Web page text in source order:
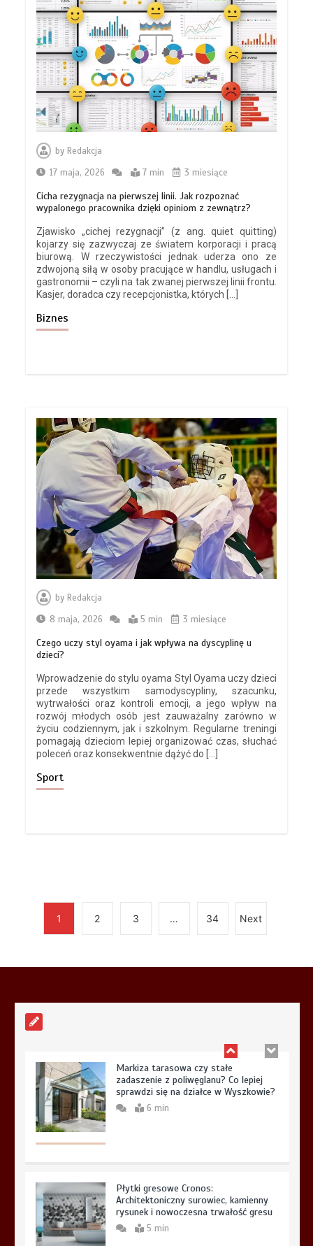
byRedakcja
17 maja, 2026
7 min 3 miesiące
Cicha rezygnacja na pierwszej linii. Jak rozpoznać
wypalonego pracownika dzięki opiniom z zewnątrz?
Zjawisko „cichej rezygnacji” (z ang. quiet quitting)
kojarzy się zazwyczaj ze światem korporacji i pracą
biurową. W rzeczywistości jednak uderza ono ze
zdwojoną siłą w osoby pracujące w handlu, usługach i
gastronomii – czyli na tak zwanej pierwszej linii frontu.
Kasjer, doradca czy recepcjonistka, których […]
Biznes
byRedakcja
8 maja, 2026
5 min 3 miesiące
Czego uczy styl oyama i jak wpływa na dyscyplinę u
dzieci?
Wprowadzenie do stylu oyama Styl Oyama uczy dzieci
przede wszystkim samodyscypliny, szacunku,
wytrwałości oraz kontroli emocji, a jego wpływ na
rozwój młodych osób jest zauważalny zarówno w
życiu codziennym, jak i szkolnym. Regularne treningi
pomagają dzieciom lepiej organizować czas, słuchać
poleceń oraz konsekwentnie dążyć do […]
Sport
1 2 3 … 34 Next
Płytki gresowe Cronos:
Architektoniczny surowiec, kamienny
rysunek i nowoczesna trwałość gresu
5 min
Markiza tarasowa czy stałe
zadaszenie z poliwęglanu? Co lepiej
sprawdzi się na działce w Wyszkowie?
6 min
Płytki gresowe Cronos:
Architektoniczny surowiec, kamienny
rysunek i nowoczesna trwałość gresu
5 min